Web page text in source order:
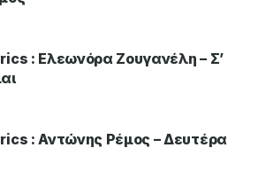
: Ελεωνόρα Ζουγανέλη – Σ’
: Αντώνης Ρέμος – Δευτέρα